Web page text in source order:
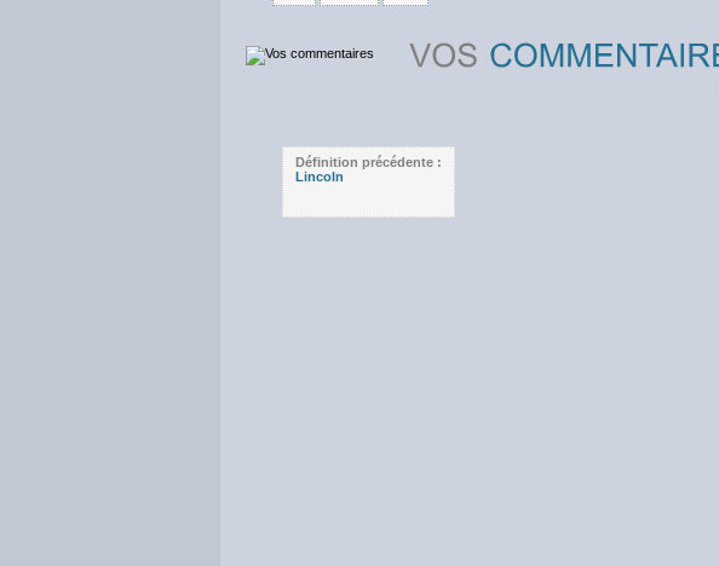
Définition précédente :
Lincoln